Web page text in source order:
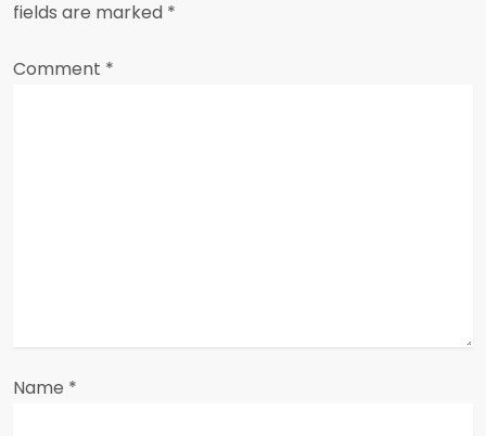
i
fields are marked *
Comment *
Name *